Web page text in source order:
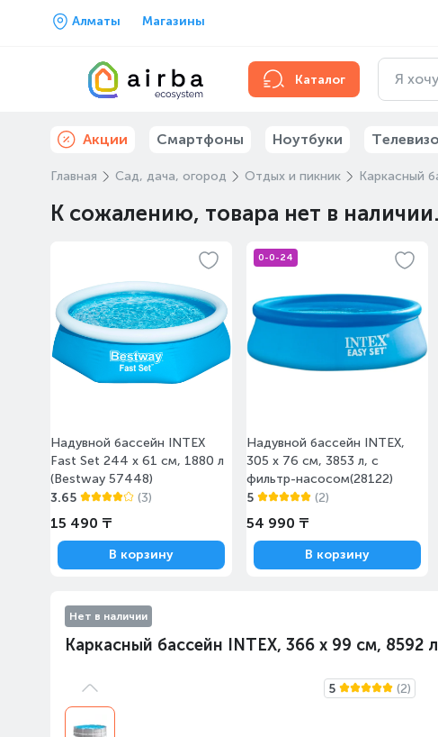
Алматы Магазины
Каталог
Акции Смартфоны Ноутбуки
Главная Сад, дача, огород Отдых и пикник Каркасный
К сожалению, товара нет в
Надувной бассейн INTEX
Fast Set 244 х 61 см, 1880 л
(Bestway 57448)
3.65
(3)
15 490 ₸
В корзину
0-0-24
Надувной бассейн INTEX,
305 x 76 см, 3853 л, с
фильтр-насосом(28122)
5
(2)
54 990 ₸
В корзину
Нет в наличии
Каркасный бассейн INTEX, 366 х 99 см, 8592
5 (2)